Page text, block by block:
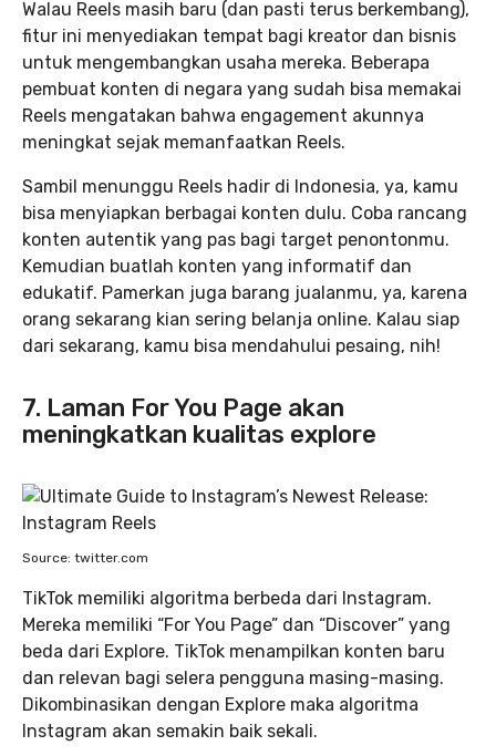
Walau Reels masih baru (dan pasti terus berkembang),
fitur ini menyediakan tempat bagi kreator dan bisnis
untuk mengembangkan usaha mereka. Beberapa
pembuat konten di negara yang sudah bisa memakai
Reels mengatakan bahwa engagement akunnya
meningkat sejak memanfaatkan Reels.
Sambil menunggu Reels hadir di Indonesia, ya, kamu
bisa menyiapkan berbagai konten dulu. Coba rancang
konten autentik yang pas bagi target penontonmu.
Kemudian buatlah konten yang informatif dan
edukatif. Pamerkan juga barang jualanmu, ya, karena
orang sekarang kian sering belanja online. Kalau siap
dari sekarang, kamu bisa mendahului pesaing, nih!
7. Laman For You Page akan
meningkatkan kualitas explore
Source: twitter.com
TikTok memiliki algoritma berbeda dari Instagram.
Mereka memiliki “For You Page” dan “Discover” yang
beda dari Explore. TikTok menampilkan konten baru
dan relevan bagi selera pengguna masing-masing.
Dikombinasikan dengan Explore maka algoritma
Instagram akan semakin baik sekali.